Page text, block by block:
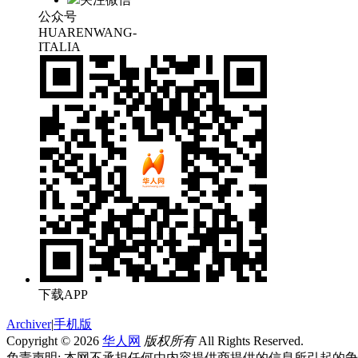
公众号
HUARENWANG-
ITALIA
下载APP
Archiver|手机版
Copyright © 2026 华人网 版权所有All Rights Reserved.